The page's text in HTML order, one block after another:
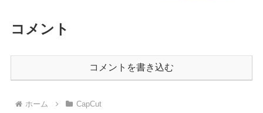
コメント
コメントを書き込む
ホーム CapCut